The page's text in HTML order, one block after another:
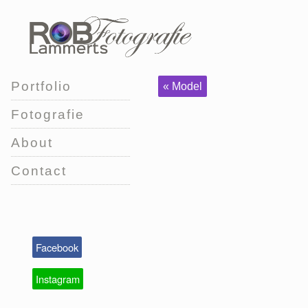
« Model
Portfolio
Fotografie
About
Contact
Facebook
Instagram